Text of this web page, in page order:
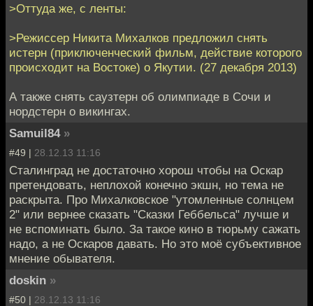
>Оттуда же, с ленты:
>Режиссер Никита Михалков предложил снять
истерн (приключенческий фильм, действие которого
происходит на Востоке) о Якутии. (27 декабря 2013)
А также снять саузтерн об олимпиаде в Сочи и
нордстерн о викингах.
Samuil84 »
#49 | 28.12.13 11:16
Сталинград не достаточно хорош чтобы на Оскар
претендовать, неплохой конечно экшн, но тема не
раскрыта. Про Михалковское "утомленные солнцем
2" или вернее сказать "Сказки Геббельса" лучше и
не вспоминать было. За такое кино в тюрьму сажать
надо, а не Оскаров давать. Но это моё субъективное
мнение обывателя.
doskin »
#50 | 28.12.13 11:16